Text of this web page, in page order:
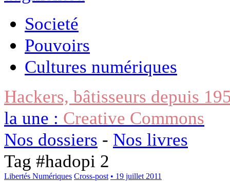
Societé
Pouvoirs
Cultures numériques
Hackers, bâtisseurs depuis
la une : Creative Commons
Nos dossiers - Nos livres
Tag #hadopi 2
Libertés Numériques Cross-post • 19 juillet 2011